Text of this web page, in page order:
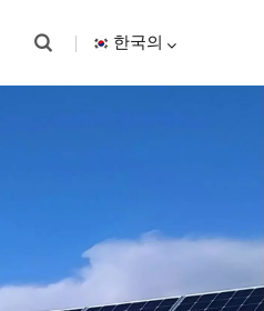
한국의